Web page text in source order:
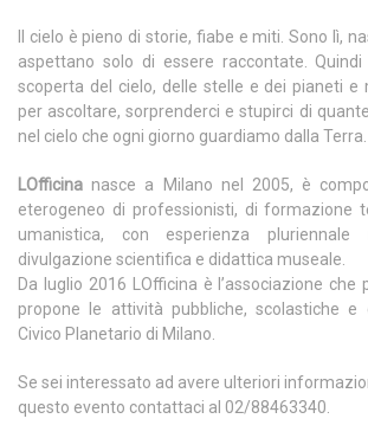
Il cielo è pieno di storie, fiabe e miti. Sono lì,
aspettano solo di essere raccontate.
scoperta del cielo, delle stelle e dei pianeti e
per ascoltare, sorprenderci e stupirci di
nel cielo che ogni giorno guardiamo dalla Terra.
LOfficina nasce a Milano nel 2005, è
eterogeneo di professionisti, di formazione
umanistica, con esperienza
divulgazione scientifica e didattica museale.
Da luglio 2016 LOfficina è l’associazione
propone le attività pubbliche, scolastiche e
Civico Planetario di Milano.
Se sei interessato ad avere ulteriori
questo evento contattaci al 02/88463340.